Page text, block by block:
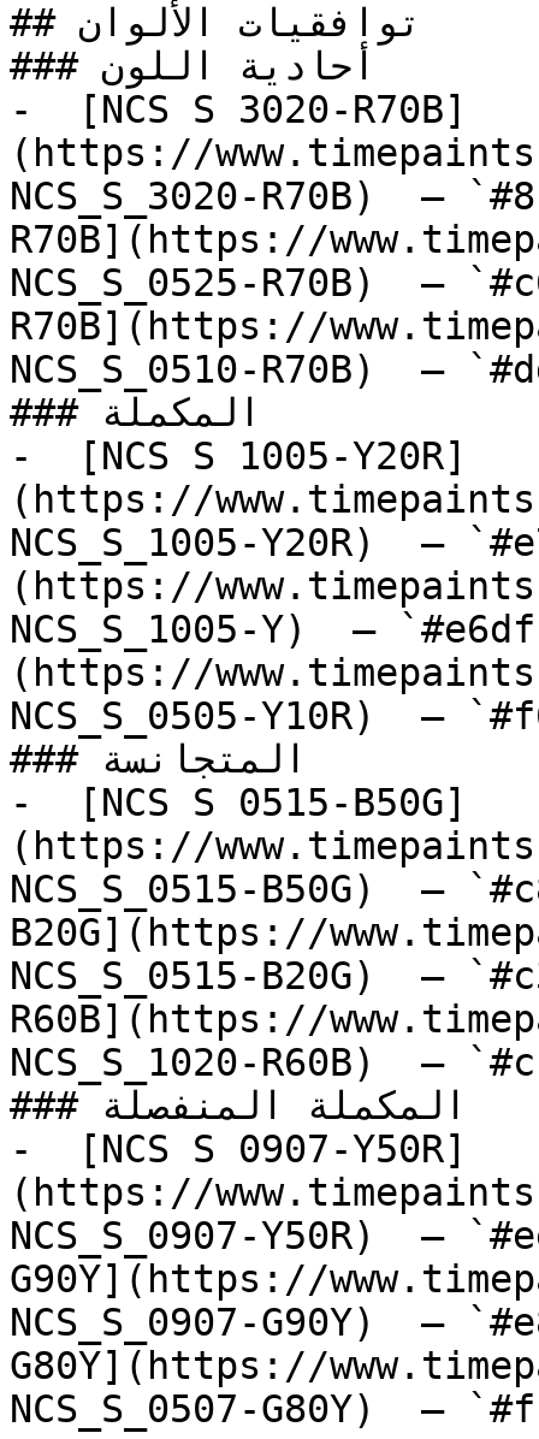
## توافقيات الألوان
### أحادية اللون
-  [NCS S 3020-R70B]
(https://
NCS_S_3020-R70B)  —
R70B](https://
NCS_S_0525-R70B)  —
R70B](https://
NCS_S_0510-R70B)  —
### المكملة
-  [NCS S 1005-Y20R]
(https://
NCS_S_1005-Y20R)  —
(https://
NCS_S_1005-Y)  —
(https://
NCS_S_0505-Y10R)  —
### المتجانسة
-  [NCS S 0515-B50G]
(https://
NCS_S_0515-B50G)  —
B20G](https://
NCS_S_0515-B20G)  —
R60B](https://
NCS_S_1020-R60B)  —
### المكملة المنفصلة
-  [NCS S 0907-Y50R]
(https://
NCS_S_0907-Y50R)  —
G90Y](https://
NCS_S_0907-G90Y)  —
G80Y](https://
NCS_S_0507-G80Y)  —